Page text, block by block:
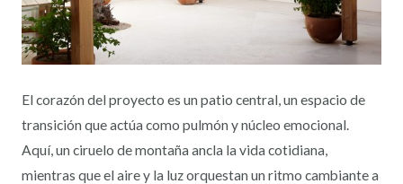
El corazón del proyecto es un patio central, un espacio de
transición que actúa como pulmón y núcleo emocional.
Aquí, un ciruelo de montaña ancla la vida cotidiana,
mientras que el aire y la luz orquestan un ritmo cambiante a